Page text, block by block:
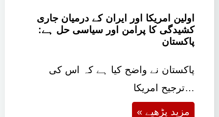
اولین امریکا اور ایران کے درمیان جاری
کشیدگی کا پرامن اور سیاسی حل ہے:
پاکستان
پاکستان نے واضح کیا ہے کہ اس کی
ترجیح امریکا…
« مزید پڑھیے